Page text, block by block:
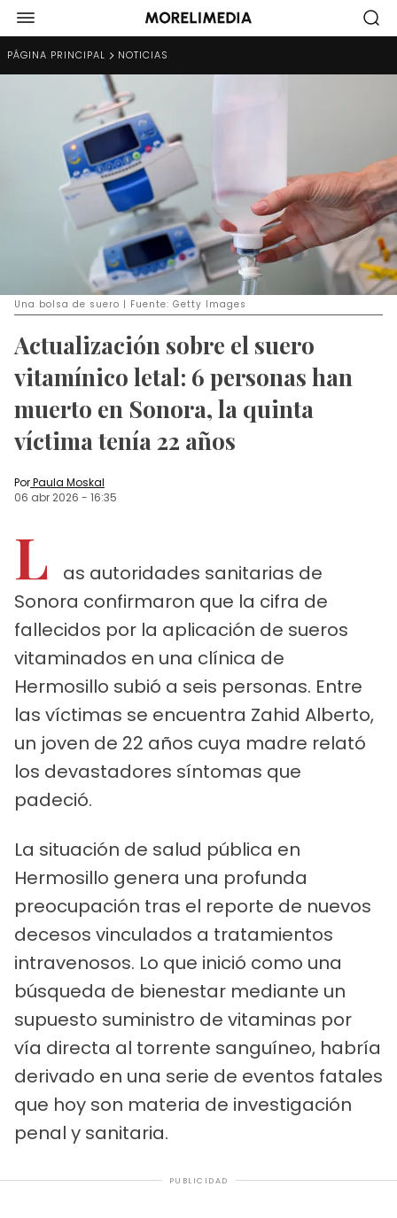
PÁGINA PRINCIPAL NOTICIAS
Una bolsa de suero | Fuente: Getty Images
Actualización sobre el suero
vitamínico letal: 6 personas han
muerto en Sonora, la quinta
víctima tenía 22 años
PorPaula Moskal
06 abr 2026 - 16:35
L
as autoridades sanitarias de
Sonora confirmaron que la cifra de
fallecidos por la aplicación de sueros
vitaminados en una clínica de
Hermosillo subió a seis personas. Entre
las víctimas se encuentra Zahid Alberto,
un joven de 22 años cuya madre relató
los devastadores síntomas que
padeció.
La situación de salud pública en
Hermosillo genera una profunda
preocupación tras el reporte de nuevos
decesos vinculados a tratamientos
intravenosos. Lo que inició como una
búsqueda de bienestar mediante un
supuesto suministro de vitaminas por
vía directa al torrente sanguíneo, habría
derivado en una serie de eventos fatales
que hoy son materia de investigación
penal y sanitaria.
PUBLICIDAD